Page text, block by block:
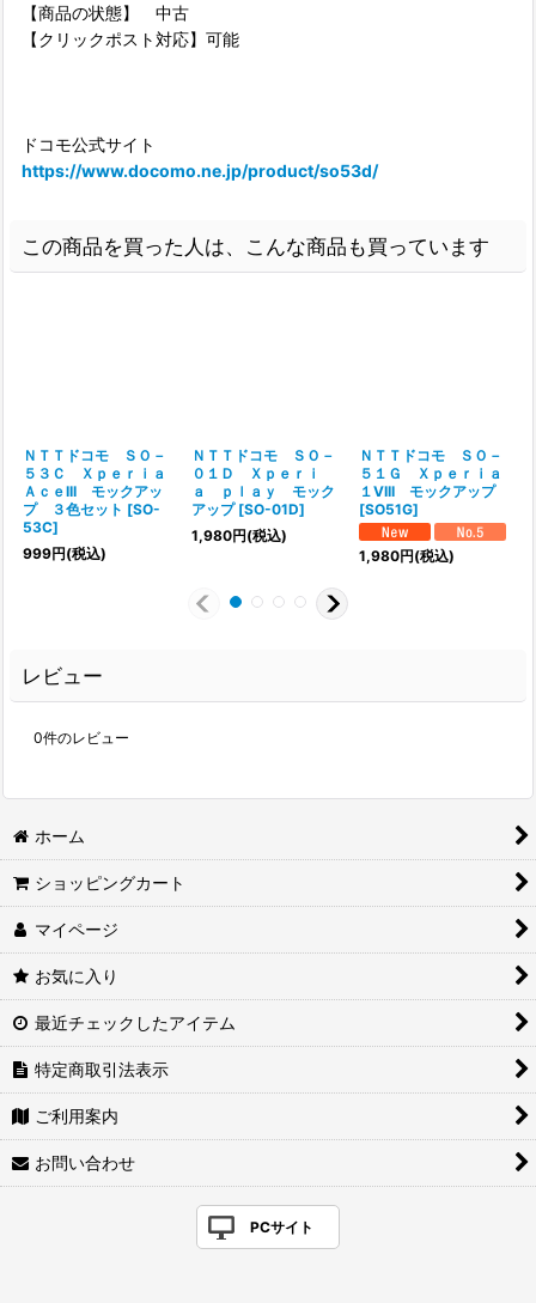
【商品の状態】 中古
【クリックポスト対応】可能
ドコモ公式サイト
https://www.docomo.ne.jp/product/so53d/
この商品を買った人は、こんな商品も買っています
ＮＴＴドコモ ＳＯ－
５３Ｃ Ｘｐｅｒｉａ
ＡｃｅIII モックアッ
プ ３色セット [SO-
53C]
999円(税込)
ＮＴＴドコモ ＳＯ－
０１Ｄ Ｘｐｅｒｉ
ａ ｐｌａｙ モック
アップ [SO-01D]
1,980円(税込)
ＮＴＴドコモ ＳＯ－
５１Ｇ Ｘｐｅｒｉａ
１VIII モックアップ
[SO51G]
1,980円(税込)
レビュー
0件のレビュー
ホーム
ショッピングカート
マイページ
お気に入り
最近チェックしたアイテム
特定商取引法表示
ご利用案内
お問い合わせ
PCサイト